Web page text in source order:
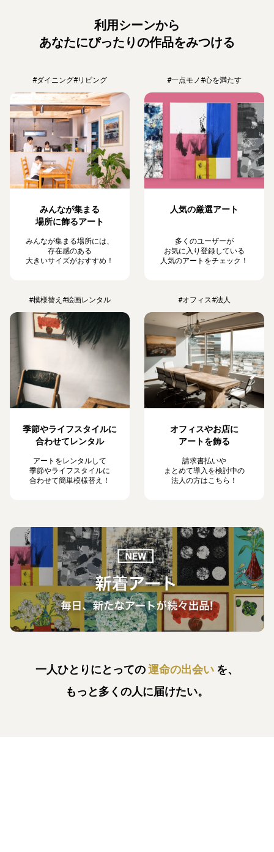
利用シーンから
あなたにぴったりの作品をみつける
#ダイニング#リビング
みんなが集まる
場所に飾るアート
みんなが集まる場所には、
存在感のある
大きいサイズがおすすめ！
#一点モノ#心を満たす
人気の厳選アート
多くのユーザーが
お気に入り登録している
人気のアートをチェック！
#模様替え #絵画レンタル
季節やライフスタイルに
合わせてレンタル
アートをレンタルして
季節やライフスタイルに
合わせて簡単模様替え！
#オフィス#法人
オフィスやお店に
アートを飾る
請求書払いや
まとめて導入を検討中の
法人の方はこちら！
一人ひとりにとっての運命の出会い を、
もっと多くの人に届けたい。